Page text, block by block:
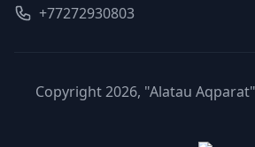
+77272930803
Copyright 2026, "Alatau